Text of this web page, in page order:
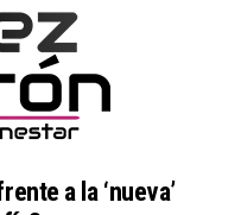
a la ‘nueva’